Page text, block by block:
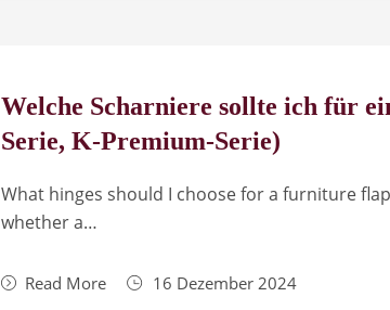
Welche Scharniere sollte ich für
Serie, K-Premium-Serie)
What hinges should I choose for a furniture
whether a…
Read More 16 Dezember 2024